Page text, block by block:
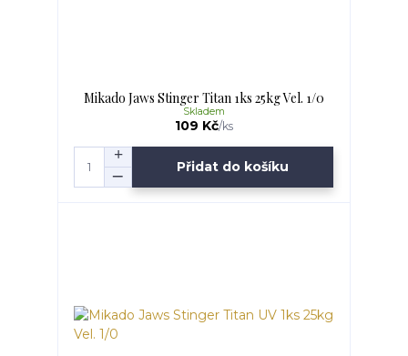
Mikado Jaws Stinger Titan 1ks 25kg Vel. 1/0
109 Kč/ks
Skladem
Přidat do košíku